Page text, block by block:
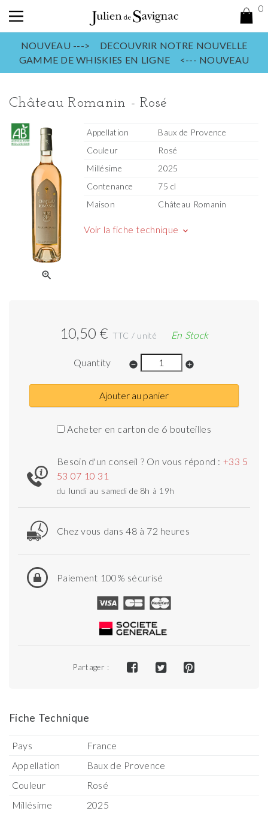
0
NOUVEAU ---> DECOUVRIR NOTRE NOUVELLE
GAMME DE WHISKIES EN LIGNE <--- NOUVEAU
Château Romanin - Rosé
zoom_in
Appellation
Baux de Provence
Couleur
Rosé
Millésime
2025
Contenance
75 cl
Maison
Château Romanin
Voir la fiche technique keyboard_arrow_down
10,50 € TTC / unité En Stock
Quantity remove_circle add_circle
Ajouter au panier
Acheter en carton de 6 bouteilles
Besoin d'un conseil ? On vous répond : +33 5
53 07 10 31
du lundi au samedi de 8h à 19h
Chez vous dans 48 à 72 heures
Paiement 100% sécurisé
Partager :
Fiche Technique
Pays
France
Appellation
Baux de Provence
Couleur
Rosé
Millésime
2025